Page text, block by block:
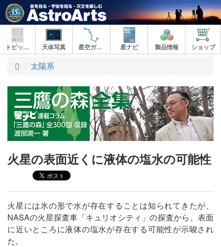
トピックス 天体写真 星空ガイド 星ナビ 製品情報 ショップ
ト
プ
太陽系
火星の表面近くに液体の塩水の可能性
火星には氷の形で水が存在することは知られてきたが、
NASAの火星探査車「キュリオシティ」の探査から、表面
に近いところに液体の塩水が存在する可能性が示唆され
た。